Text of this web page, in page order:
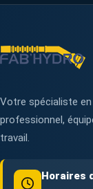
Votre spécialiste en
professionnel,
travail.
Horaires